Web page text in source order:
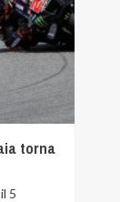
torna
5